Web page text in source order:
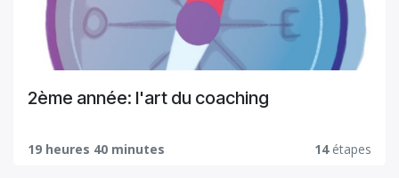
2ème année: l'art du coaching
19 heures 40 minutes 14étapes